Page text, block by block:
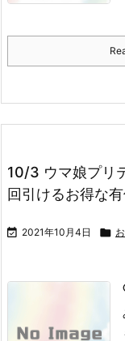
10/3 ウマ娘プリ
回引けるお得な有
 2021年10月4日 